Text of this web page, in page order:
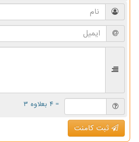
= ۴ بعلاوه ۳
ثبت کامنت